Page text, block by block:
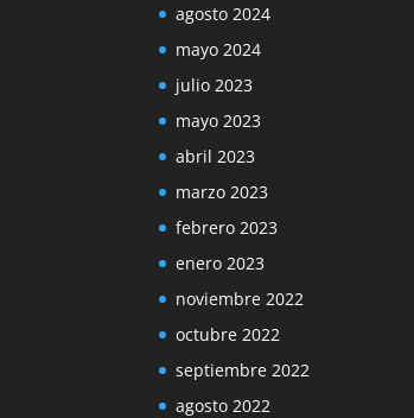
agosto 2024
mayo 2024
julio 2023
mayo 2023
abril 2023
marzo 2023
febrero 2023
enero 2023
noviembre 2022
octubre 2022
septiembre 2022
agosto 2022